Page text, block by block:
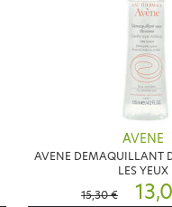
AVENE
AVENE DEMAQUILLANT
LES YEUX
15,30 €